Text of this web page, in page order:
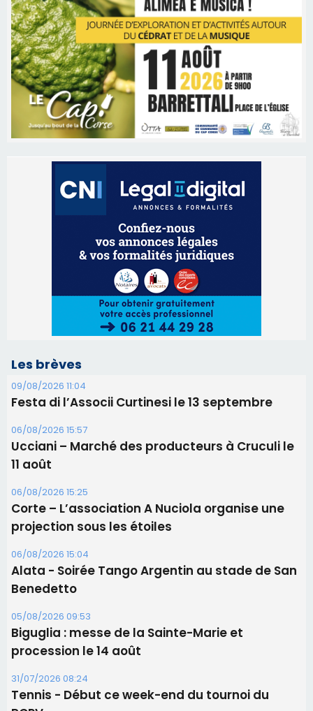
Les brèves
Festa di l’Associi Curtinesi le 13 septembre
Ucciani – Marché des producteurs à Cruculi le
projection sous les étoiles
06/08/2026 15:04
Alata - Soirée Tango Argentin au stade de San
Benedetto
05/08/2026 09:53
Biguglia : messe de la Sainte-Marie et
procession le 14 août
31/07/2026 08:24
Tennis - Début ce week-end du tournoi du
RCPV
Les plus lus
Satine Nomary est la nouvelle Miss Corse 2026
d'un spectacle qui ne reviendra pas avant 2081
Éclipse du 12 août : Où s'installer en Corse pour